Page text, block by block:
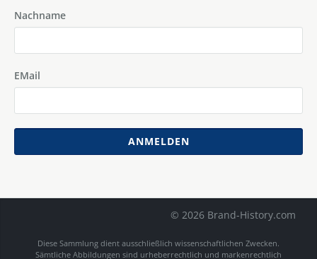
Nachname
EMail
ANMELDEN
© 2026 Brand-History.com
Diese Sammlung dient ausschließlich wissenschaftlichen Zwecken.
Sämtliche Abbildungen sind urheberrechtlich und markenrechtlich